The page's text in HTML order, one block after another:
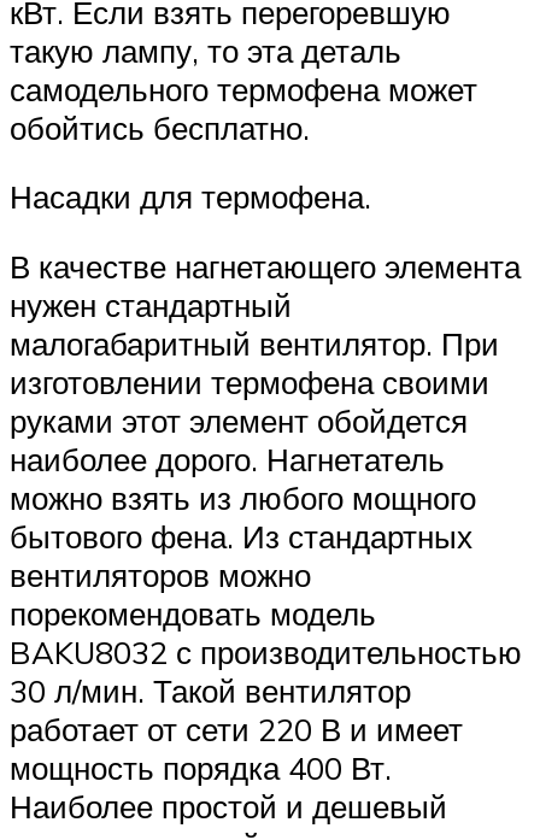
кВт. Если взять перегоревшую
такую лампу, то эта деталь
самодельного термофена может
обойтись бесплатно.
Насадки для термофена.
В качестве нагнетающего элемента
нужен стандартный
малогабаритный вентилятор. При
изготовлении термофена своими
руками этот элемент обойдется
наиболее дорого. Нагнетатель
можно взять из любого мощного
бытового фена. Из стандартных
вентиляторов можно
порекомендовать модель
BAKU8032 с производительностью
30 л/мин. Такой вентилятор
работает от сети 220 В и имеет
мощность порядка 400 Вт.
Наиболее простой и дешевый